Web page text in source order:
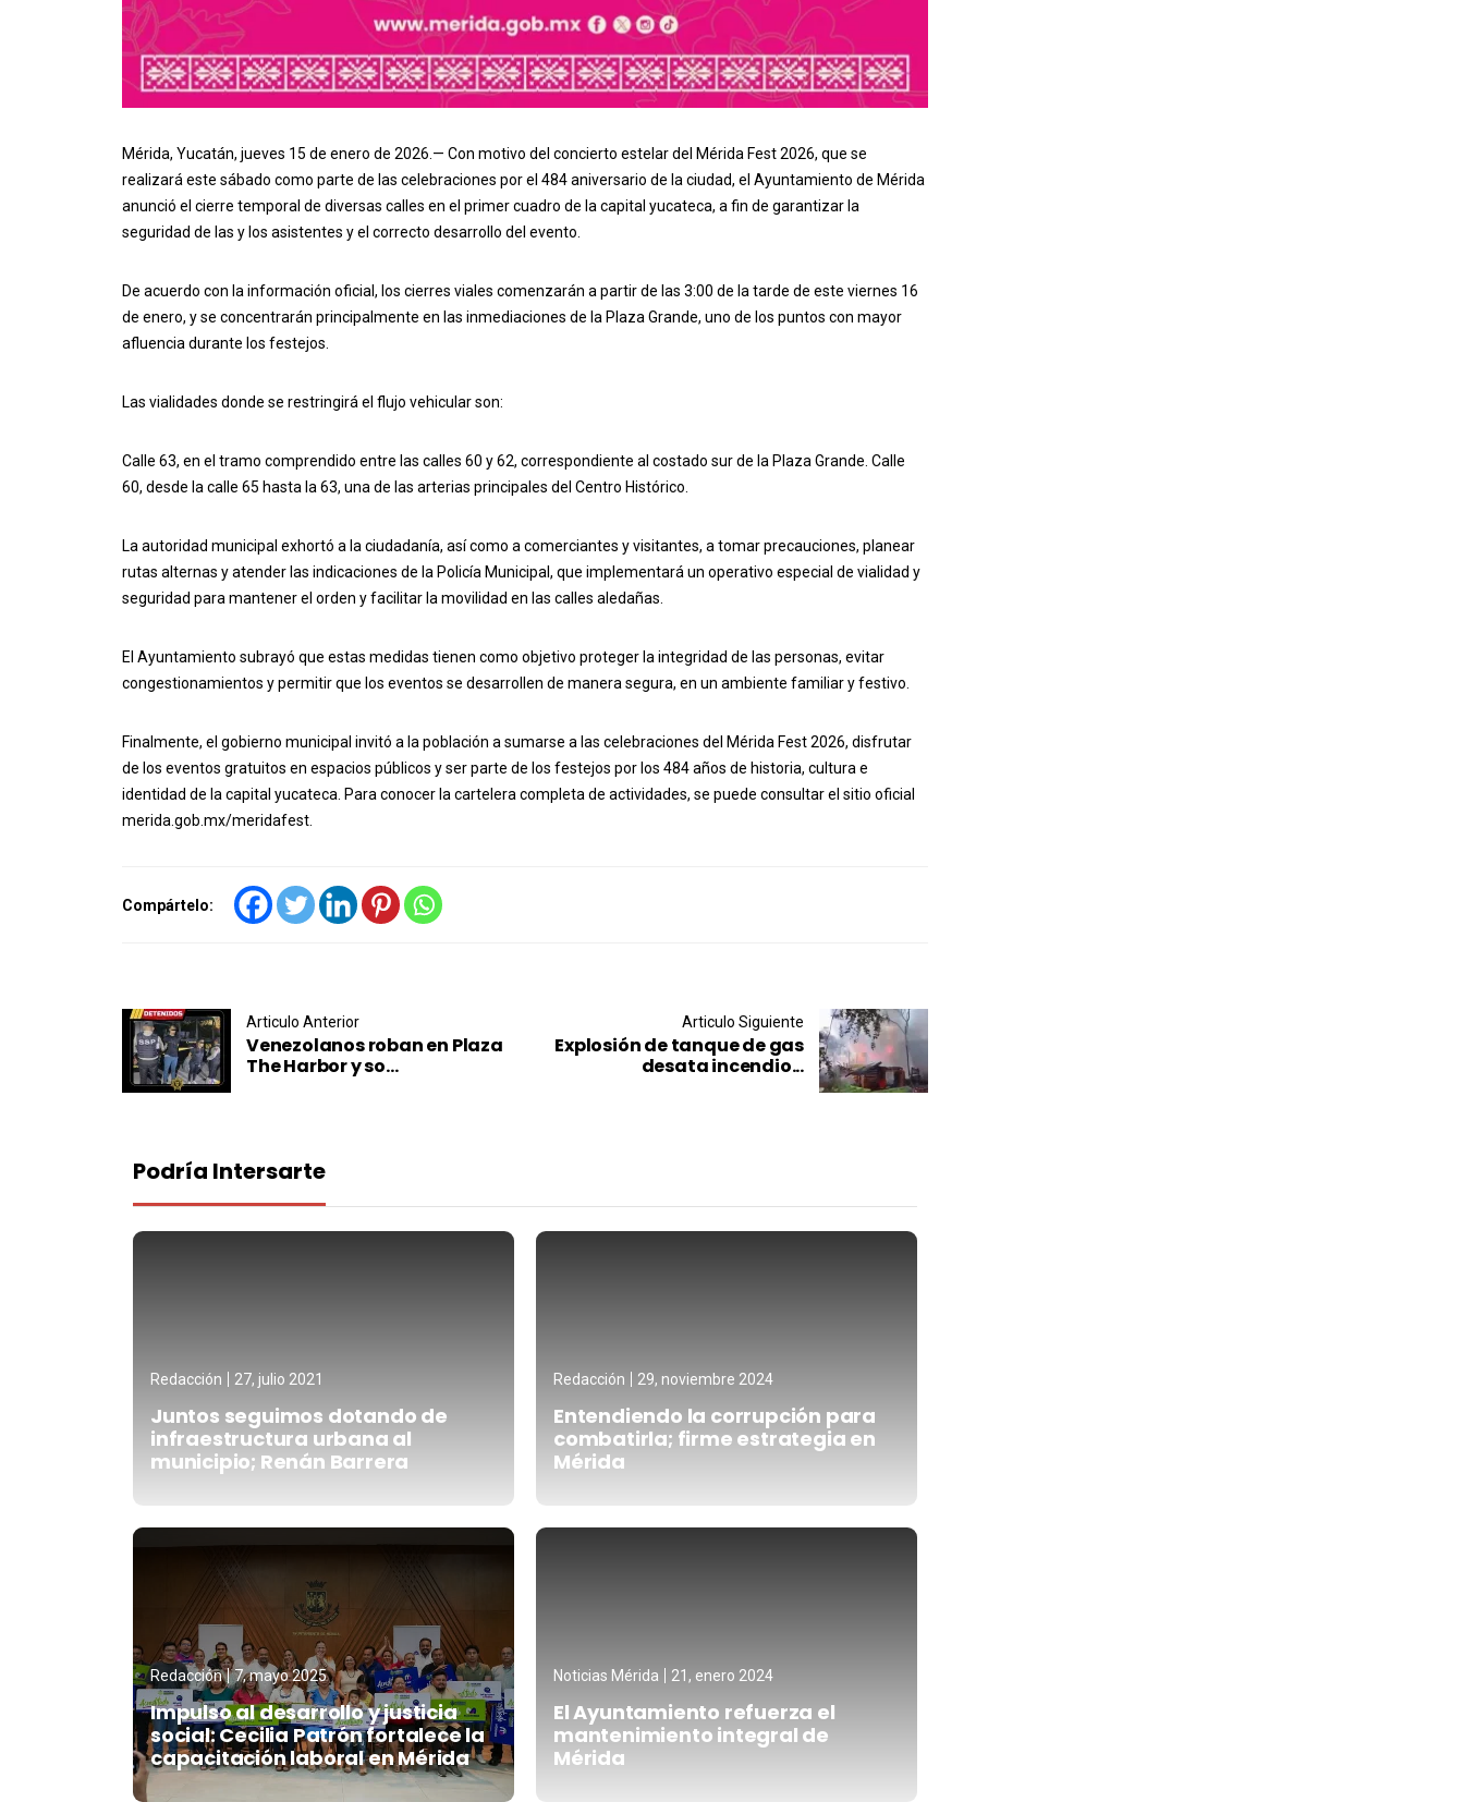
Mérida, Yucatán, jueves 15 de enero de 2026.— Con motivo del concierto estelar del Mérida Fest 2026, que se
realizará este sábado como parte de las celebraciones por el 484 aniversario de la ciudad, el Ayuntamiento de Mérida
anunció el cierre temporal de diversas calles en el primer cuadro de la capital yucateca, a fin de garantizar la
seguridad de las y los asistentes y el correcto desarrollo del evento.
De acuerdo con la información oficial, los cierres viales comenzarán a partir de las 3:00 de la tarde de este viernes 16
de enero, y se concentrarán principalmente en las inmediaciones de la Plaza Grande, uno de los puntos con mayor
afluencia durante los festejos.
Las vialidades donde se restringirá el flujo vehicular son:
Calle 63, en el tramo comprendido entre las calles 60 y 62, correspondiente al costado sur de la Plaza Grande. Calle
60, desde la calle 65 hasta la 63, una de las arterias principales del Centro Histórico.
La autoridad municipal exhortó a la ciudadanía, así como a comerciantes y visitantes, a tomar precauciones, planear
rutas alternas y atender las indicaciones de la Policía Municipal, que implementará un operativo especial de vialidad y
seguridad para mantener el orden y facilitar la movilidad en las calles aledañas.
El Ayuntamiento subrayó que estas medidas tienen como objetivo proteger la integridad de las personas, evitar
congestionamientos y permitir que los eventos se desarrollen de manera segura, en un ambiente familiar y festivo.
Finalmente, el gobierno municipal invitó a la población a sumarse a las celebraciones del Mérida Fest 2026, disfrutar
de los eventos gratuitos en espacios públicos y ser parte de los festejos por los 484 años de historia, cultura e
identidad de la capital yucateca. Para conocer la cartelera completa de actividades, se puede consultar el sitio oficial
merida.gob.mx/meridafest.
Compártelo:
Post navigation
Articulo Anterior
Venezolanos roban en Plaza
The Harbor y so...
Articulo Siguiente
Explosión de tanque de gas
desata incendio...
Podría Intersarte
Redacción 27, julio 2021
Juntos seguimos dotando de
infraestructura urbana al
municipio; Renán Barrera
Redacción 29, noviembre 2024
Entendiendo la corrupción para
combatirla; firme estrategia en
Mérida
Redacción 7, mayo 2025
Impulso al desarrollo y justicia
social: Cecilia Patrón fortalece la
capacitación laboral en Mérida
Noticias Mérida 21, enero 2024
El Ayuntamiento refuerza el
mantenimiento integral de
Mérida